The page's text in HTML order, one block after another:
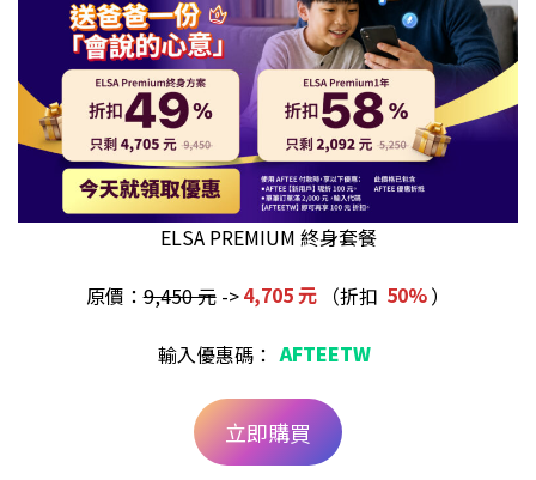
ELSA PREMIUM 終身套餐
原價：9,450 元->4,705 元 （折扣 50%）
輸入優惠碼： AFTEETW
立即購買